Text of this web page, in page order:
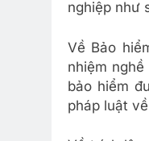
nghiệp như
Về Bảo
nhiệm
bảo hiểm
pháp luật